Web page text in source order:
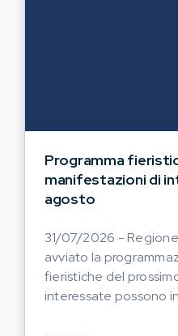
Programma
manifestazioni di
agosto
31/07/2026 -
avviato la
fieristiche del
interessate possono